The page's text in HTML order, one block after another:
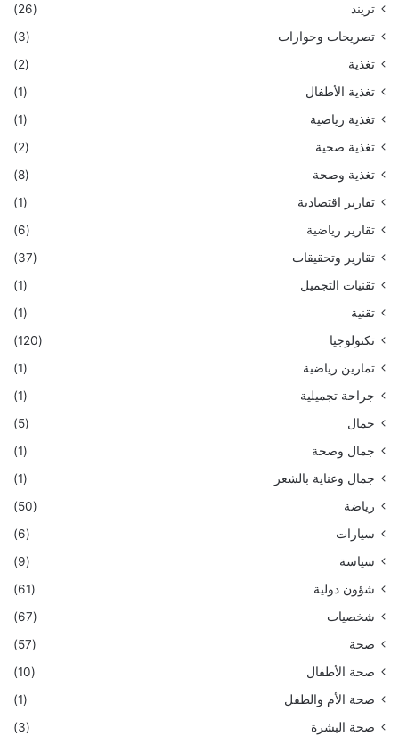
تريند
(26)
تصريحات وحوارات
(3)
تغذية
(2)
تغذية الأطفال
(1)
تغذية رياضية
(1)
تغذية صحية
(2)
تغذية وصحة
(8)
تقارير اقتصادية
(1)
تقارير رياضية
(6)
تقارير وتحقيقات
(37)
تقنيات التجميل
(1)
تقنية
(1)
تكنولوجيا
(120)
تمارين رياضية
(1)
جراحة تجميلية
(1)
جمال
(5)
جمال وصحة
(1)
جمال وعناية بالشعر
(1)
رياضة
(50)
سيارات
(6)
سياسة
(9)
شؤون دولية
(61)
شخصيات
(67)
صحة
(57)
صحة الأطفال
(10)
صحة الأم والطفل
(1)
صحة البشرة
(3)